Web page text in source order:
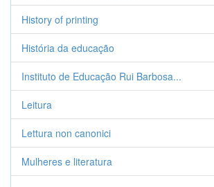
History of printing
História da educação
Instituto de Educação Rui Barbosa...
Leitura
Lettura non canonici
Mulheres e literatura